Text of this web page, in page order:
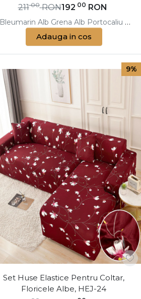
192 00 RON
21100 RON
Bleumarin Alb Grena Alb Portocaliu Alb
Adauga in cos
9%
Set Huse Elastice Pentru Coltar,
Floricele Albe, HEJ-24